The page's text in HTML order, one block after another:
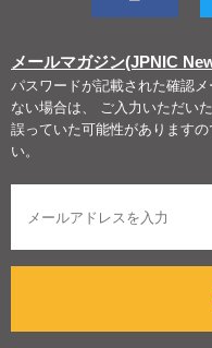
メールマガジン(JPNIC
パスワードが記載された確認
ない場合は、 ご入力いただい
誤っていた可能性があります
い。